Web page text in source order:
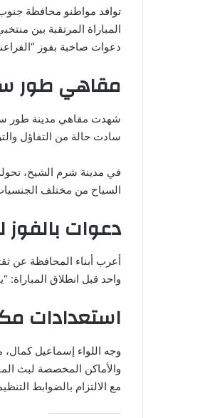
توافد مواطنو محافظة
دعوات صاخبة بفوز
مقاهي طور
شهدت مقاهي مدينة طور
سادت حالة من التفاؤل
في مدينة شرم الشيخ،
السياح من مختلف
دعوات بالفوز
أعرب أبناء المحافظة عن
واحد قبل انطلاق المباراة:
استعدادات
وجه اللواء إسماعيل
والأماكن المخصصة لبث
مع الالتزام بالضوابط